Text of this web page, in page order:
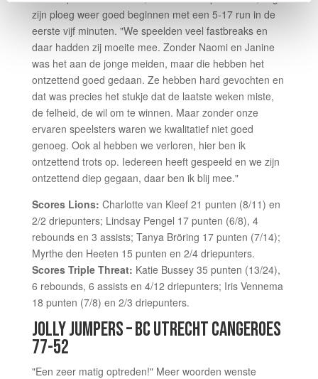
zijn ploeg weer goed beginnen met een 5-17 run in de
eerste vijf minuten. "We speelden veel fastbreaks en
daar hadden zij moeite mee. Zonder Naomi en Janine
was het aan de jonge meiden, maar die hebben het
ontzettend goed gedaan. Ze hebben hard gevochten en
dat was precies het stukje dat de laatste weken miste,
de felheid, de wil om te winnen. Maar zonder onze
ervaren speelsters waren we kwalitatief niet goed
genoeg. Ook al hebben we verloren, hier ben ik
ontzettend trots op. Iedereen heeft gespeeld en we zijn
ontzettend diep gegaan, daar ben ik blij mee."
Scores Lions: Charlotte van Kleef 21 punten (8/11) en
2/2 driepunters; Lindsay Pengel 17 punten (6/8), 4
rebounds en 3 assists; Tanya Bröring 17 punten (7/14);
Myrthe den Heeten 15 punten en 2/4 driepunters.
Scores Triple Threat: Katie Bussey 35 punten (13/24),
6 rebounds, 6 assists en 4/12 driepunters; Iris Vennema
18 punten (7/8) en 2/3 driepunters.
JOLLY JUMPERS – BC UTRECHT CANGEROES
77-52
"Een zeer matig optreden!" Meer woorden wenste